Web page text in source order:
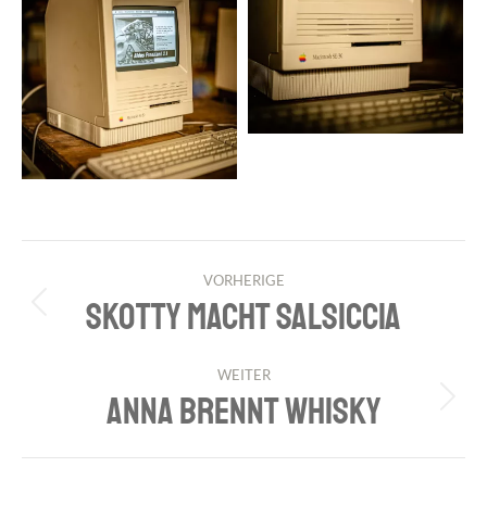
NAVIGATION
VORHERIGE
Previous
SKOTTY MACHT SALSICCIA
WEITER
Next
ANNA BRENNT WHISKY